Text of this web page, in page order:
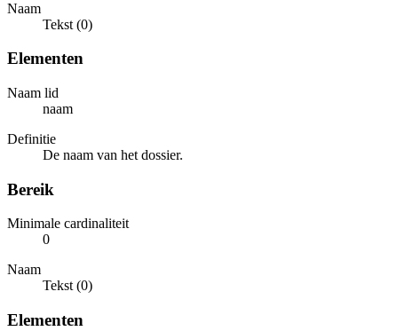
Naam
Tekst (0)
Elementen
Naam lid
naam
Definitie
De naam van het dossier.
Bereik
Minimale cardinaliteit
0
Naam
Tekst (0)
Elementen